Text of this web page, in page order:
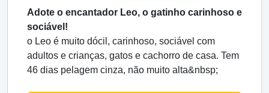
Adote o encantador Leo, o gatinho carinhoso e
sociável!
o Leo é muito dócil, carinhoso, sociável com
adultos e crianças, gatos e cachorro de casa. Tem
46 dias pelagem cinza, não muito alta&nbsp;